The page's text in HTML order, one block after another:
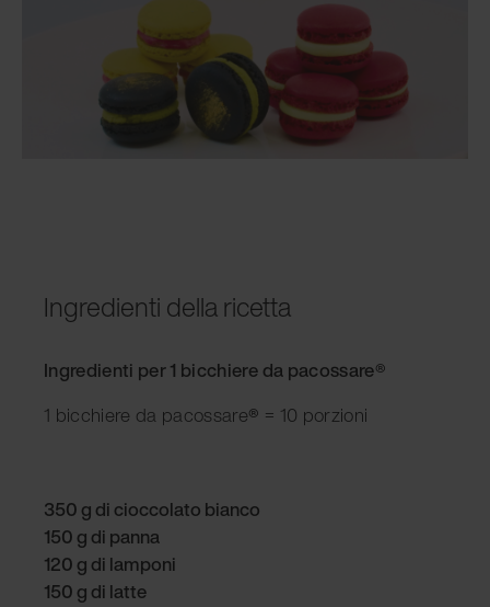
Ingredienti della ricetta
Ingredienti per 1 bicchiere da pacossare®
1 bicchiere da pacossare® = 10 porzioni
350 g di cioccolato bianco
150 g di panna
120 g di lamponi
150 g di latte